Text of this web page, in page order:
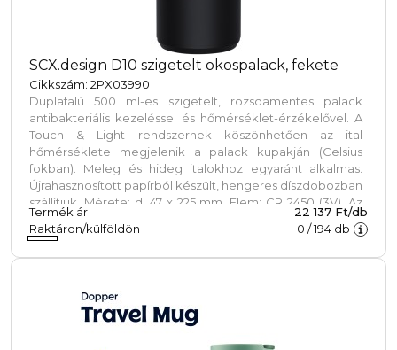
SCX.design D10 szigetelt okospalack, fekete
Cikkszám: 2PX03990
Duplafalú 500 ml-es szigetelt, rozsdamentes palack
antibakteriális kezeléssel és hőmérséklet-érzékelővel. A
Touch & Light rendszernek köszönhetően az ital
hőmérséklete megjelenik a palack kupakján (Celsius
fokban). Meleg és hideg italokhoz egyaránt alkalmas.
Újrahasznosított papírból készült, hengeres díszdobozban
szállítjuk. Mérete: d: 47 x 225 mm. Elem: CR 2450 (3V). Az
akkumulátor nem cserélhető. 20 000-szer képes
megjeleníteni a hőmérsékletet.
Termék ár
22 137 Ft/db
Raktáron/külföldön
0 /194 db